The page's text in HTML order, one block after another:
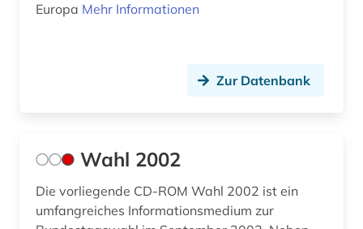
Europa Mehr Informationen
Zur Datenbank
Wahl 2002
Die vorliegende CD-ROM Wahl 2002 ist ein
umfangreiches Informationsmedium zur